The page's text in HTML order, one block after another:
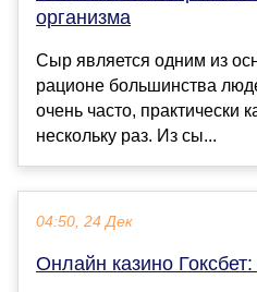
организма
Сыр является одним из
рационе большинства
очень часто, практически
нескольку раз. Из сы...
04:50, 24 Дек
Онлайн казино